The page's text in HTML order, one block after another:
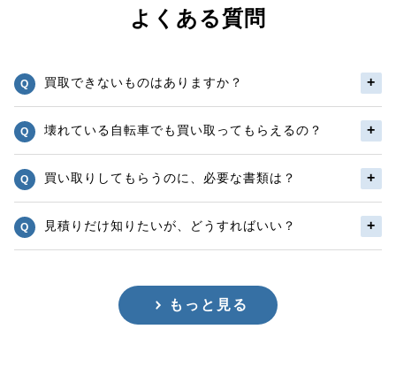
よくある質問
買取できないものはありますか？
壊れている自転車でも買い取ってもらえるの？
買い取りしてもらうのに、必要な書類は？
見積りだけ知りたいが、どうすればいい？
もっと見る